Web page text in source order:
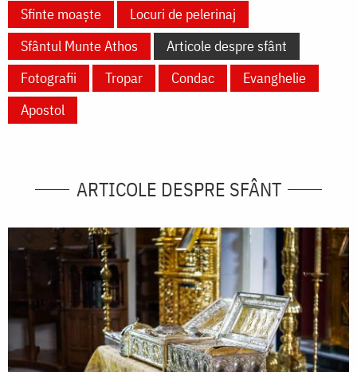
Sfinte moaște
Locuri de pelerinaj
Sfântul Munte Athos
Articole despre sfânt
Fotografii
Tropar Condac
Evanghelie
Apostol
ARTICOLE DESPRE SFÂNT